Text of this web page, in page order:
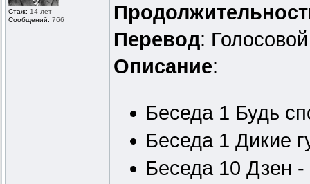
Стаж: 14 лет
Сообщений: 766
Перевод: Голосовой
Описание:
Беседа 1 Будь
Беседа 1 Дикие
Беседа 10 Дзен -